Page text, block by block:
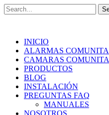
Search
for:
INICIO
ALARMAS
CAMARAS
PRODUCTOS
BLOG
INSTALACIÓN
PREGUNTAS FAQ
MANUALES
NOSOTROS